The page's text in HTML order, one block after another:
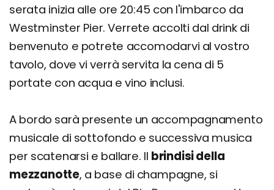
serata inizia alle ore 20:45 con l'imbarco da
Westminster Pier. Verrete accolti dal drink di
benvenuto e potrete accomodarvi al vostro
tavolo, dove vi verrà servita la cena di 5
portate con acqua e vino inclusi.
A bordo sarà presente un accompagnamento
musicale di sottofondo e successiva musica
per scatenarsi e ballare. Il brindisi della
mezzanotte, a base di champagne, si